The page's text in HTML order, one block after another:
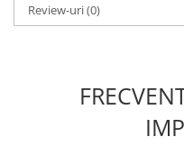
Review-uri(0)